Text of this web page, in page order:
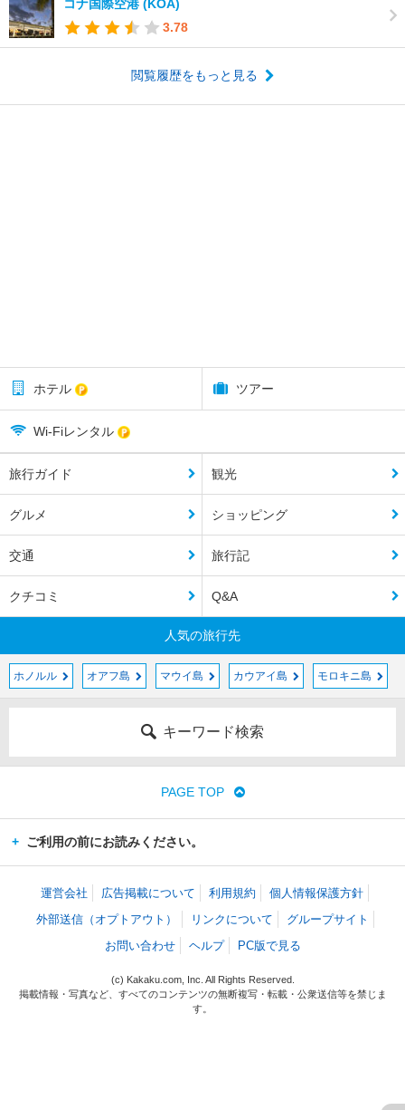
コナ国際空港 (KOA)
3.78
閲覧履歴をもっと見る
ホテル ツアー
Wi-Fiレンタル
旅行ガイド 観光
グルメ ショッピング
交通 旅行記
クチコミ Q&A
人気の旅行先
ホノルル オアフ島 マウイ島 カウアイ島 モロキニ島
キーワード検索
PAGE TOP
ご利用の前にお読みください。
運営会社 広告掲載について 利用規約
個人情報保護方針
外部送信（オプトアウト）
リンクについて
グループサイト
お問い合わせ
ヘルプ PC版で見る
(c) Kakaku.com, Inc. All Rights Reserved.
掲載情報・写真など、すべてのコンテンツの無断複写・転載・公衆送信等を禁じま
す。